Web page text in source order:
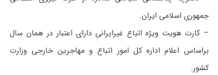
جمهوری اسلامی ایران.
– کارت هویت ویژه اتباع غیرایرانی دارای اعتبار در همان سال
براساس اعلام اداره کل امور اتباع و مهاجرین خارجی وزارت
کشور.